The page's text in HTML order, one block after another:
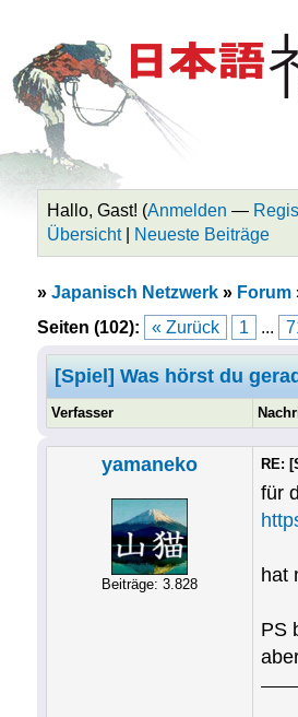
Hallo, Gast! (Anmelden —
Übersicht| Neueste Beiträge
» Japanisch Netzwerk» Forum
Seiten (102):
« Zurück 1 ...
[Spiel] Was hörst du
Verfasser
yamaneko
Beiträge: 3.828
RE:
für
hat
PS